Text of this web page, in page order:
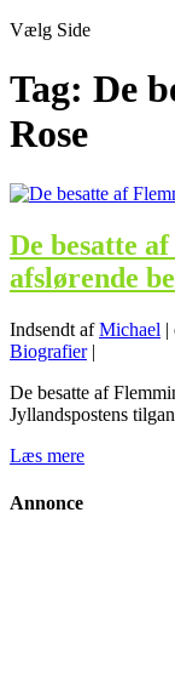
Vælg Side
Tag: De
Rose
De besatte
afslørende
Indsendt afMichael |
Biografier|
De besatte af
Jyllandspostens
Læs mere
Annonce